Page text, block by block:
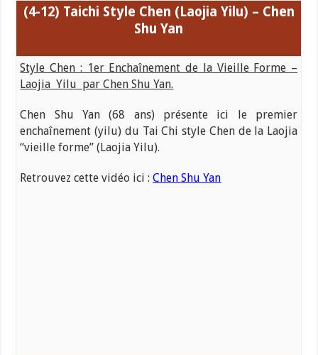
(4-12) Taichi Style Chen (Laojia Yilu) – Chen
Shu Yan
Style Chen : 1er Enchaînement de la Vieille Forme –
Laojia Yilu par Chen Shu Yan.
Chen Shu Yan (68 ans) présente ici le premier
enchaînement (yilu) du Tai Chi style Chen de la Laojia
“vieille forme” (Laojia Yilu).
Retrouvez cette vidéo ici :Chen Shu Yan